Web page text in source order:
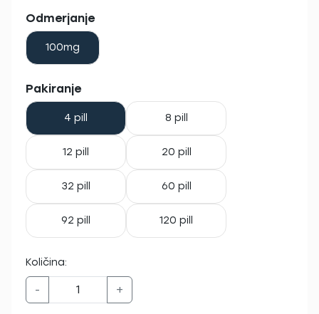
Odmerjanje
100mg
Pakiranje
4 pill 8 pill
12 pill 20 pill
32 pill 60 pill
92 pill 120 pill
Količina:
- +